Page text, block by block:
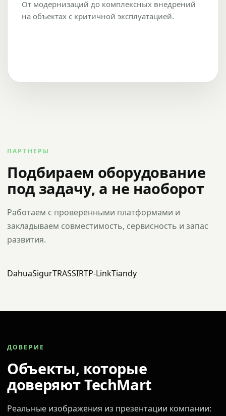
От модернизаций до комплексных внедрений
на объектах с критичной эксплуатацией.
ПАРТНЕРЫ
Подбираем оборудование
под задачу, а не наоборот
Работаем с проверенными платформами и
закладываем совместимость, сервисность и запас
развития.
DahuaSigurTRASSIRTP-LinkTiandy
ДОВЕРИЕ
Объекты, которые
доверяют TechMart
Реальные изображения из презентации компании: